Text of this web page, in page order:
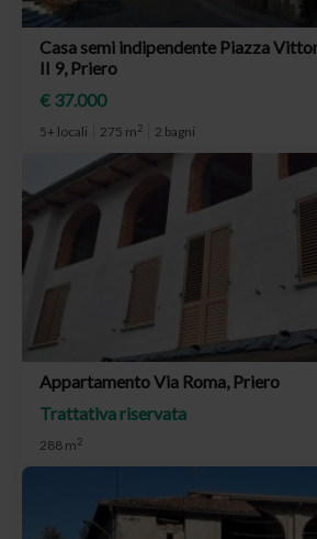
Casa semi indipendente Piazza
II 9, Priero
€ 37.000
5+ locali 275 m2 2 bagni
Appartamento Via Roma, Priero
Trattativa riservata
288 m2